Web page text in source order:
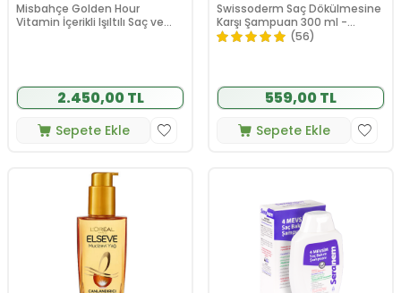
Misbahçe Golden Hour
Vitamin İçerikli Işıltılı Saç ve
2.450,00 TL
Sepete Ekle
Swissoderm Saç Dökülmesine
Karşı Şampuan 300 ml -
Normal Kuru Saç Tipi
(56)
559,00 TL
Sepete Ekle